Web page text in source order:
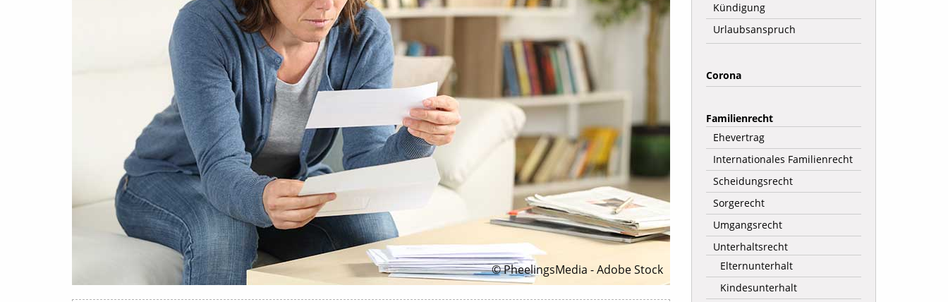
© PheelingsMedia - Adobe Stock
Kündigung
Urlaubsanspruch
Corona
Familienrecht
Ehevertrag
Internationales Familienrecht
Scheidungsrecht
Sorgerecht
Umgangsrecht
Unterhaltsrecht
Elternunterhalt
Kindesunterhalt